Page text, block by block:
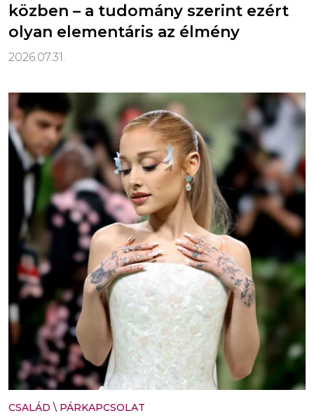
közben – a tudomány szerint ezért
olyan elementáris az élmény
2026.07.31.
CSALÁD \ PÁRKAPCSOLAT